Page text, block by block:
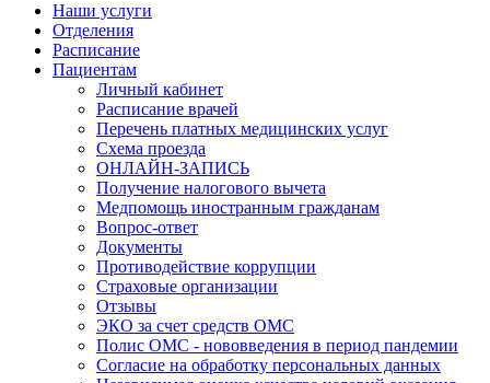
Наши услуги
Отделения
Расписание
Пациентам
Личный кабинет
Расписание врачей
Перечень платных медицинских услуг
Схема проезда
ОНЛАЙН-ЗАПИСЬ
Получение налогового вычета
Медпомощь иностранным гражданам
Вопрос-ответ
Документы
Противодействие коррупции
Страховые организации
Отзывы
ЭКО за счет средств ОМС
Полис ОМС - нововведения в период пандемии
Согласие на обработку персональных данных